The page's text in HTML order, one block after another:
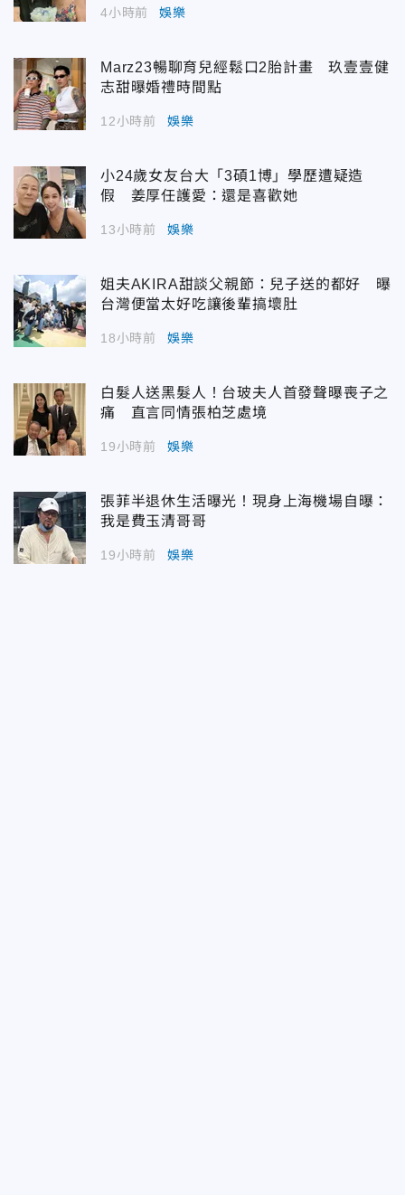
4小時前 娛樂
Marz23暢聊育兒經鬆口2胎計畫 玖壹壹健
志甜曝婚禮時間點
12小時前 娛樂
小24歲女友台大「3碩1博」學歷遭疑造
假 姜厚任護愛：還是喜歡她
13小時前 娛樂
姐夫AKIRA甜談父親節：兒子送的都好 曝
台灣便當太好吃讓後輩搞壞肚
18小時前 娛樂
白髮人送黑髮人！台玻夫人首發聲曝喪子之
痛 直言同情張柏芝處境
19小時前 娛樂
張菲半退休生活曝光！現身上海機場自曝：
我是費玉清哥哥
19小時前 娛樂